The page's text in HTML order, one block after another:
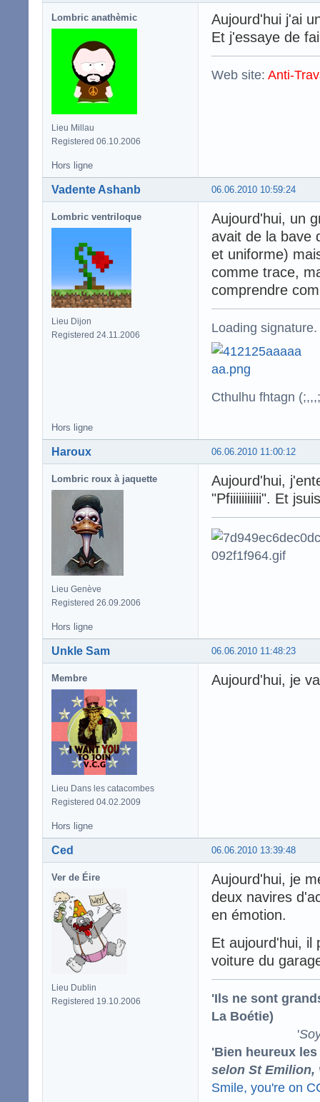
Lombric anathèmic
Lieu Millau
Registered 06.10.2006
Aujourd'hui j'ai
Et j'essaye de
Web site: Anti-
Hors ligne
06.06.2010 10:59:24
Vadente Ashanb
Lombric ventriloque
Lieu Dijon
Registered 24.11.2006
Aujourd'hui, un
avait de la bave
et uniforme)
comme trace,
comprendre
Loading signature.
Cthulhu fhtagn
Hors ligne
06.06.2010 11:00:12
Haroux
Lombric roux à jaquette
Lieu Genève
Registered 26.09.2006
Aujourd'hui,
"Pfiiiiiiiiiii". Et
Hors ligne
06.06.2010 11:48:23
Unkle Sam
Membre
Lieu Dans les catacombes
Registered 04.02.2009
Aujourd'hui, je
Hors ligne
06.06.2010 13:39:48
Ced
Ver de Éire
Lieu Dublin
Registered 19.10.2006
Aujourd'hui, je
deux navires
en émotion.
Et aujourd'hui, il
voiture du
'Ils ne sont
La Boétie)
'
'Bien heureux
selon St Emilion,
Smile, you're on